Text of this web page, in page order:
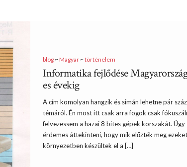
blog~Magyar~történelem
Informatika fejlődése
es évekig
A cím komolyan hangzik és simán lehetne pár
témáról. Én most itt csak arra fogok csak
felvezessem a hazai 8 bites gépek korszakát.
érdemes áttekinteni, hogy mik előzték meg
környezetben készültek el a […]